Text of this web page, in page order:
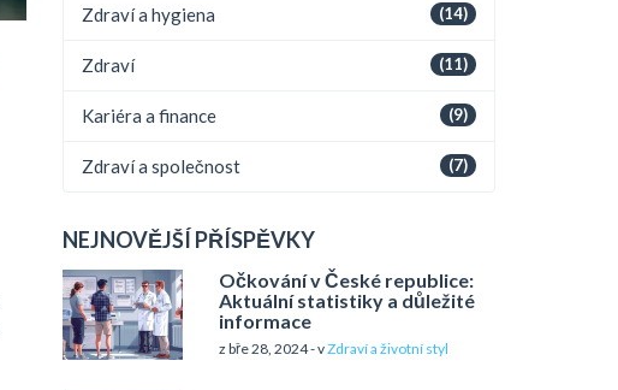
(14)
Zdraví a hygiena
(11)
Zdraví
(9)
Kariéra a finance
(7)
Zdraví a společnost
NEJNOVĚJŠÍ PŘÍSPĚVKY
Očkování v České republice:
Aktuální statistiky a důležité
informace
z bře 28, 2024 - vZdraví a životní styl